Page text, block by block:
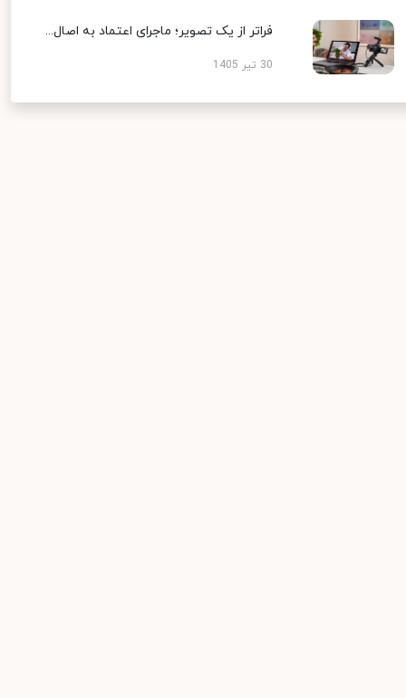
فراتر از یک تصویر؛ ماجرای اعتماد به اصال...
30 تیر 1405